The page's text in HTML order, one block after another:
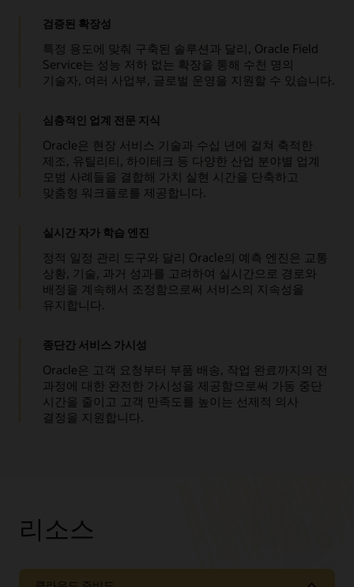
검증된 확장성
특정 용도에 맞춰 구축된 솔루션과 달리, Oracle Field
Service는 성능 저하 없는 확장을 통해 수천 명의
기술자, 여러 사업부, 글로벌 운영을 지원할 수 있습니다.
심층적인 업계 전문 지식
Oracle은 현장 서비스 기술과 수십 년에 걸쳐 축적한
제조, 유틸리티, 하이테크 등 다양한 산업 분야별 업계
모범 사례들을 결합해 가치 실현 시간을 단축하고
맞춤형 워크플로를 제공합니다.
실시간 자가 학습 엔진
정적 일정 관리 도구와 달리 Oracle의 예측 엔진은 교통
상황, 기술, 과거 성과를 고려하여 실시간으로 경로와
배정을 계속해서 조정함으로써 서비스의 지속성을
유지합니다.
종단간 서비스 가시성
Oracle은 고객 요청부터 부품 배송, 작업 완료까지의 전
과정에 대한 완전한 가시성을 제공함으로써 가동 중단
시간을 줄이고 고객 만족도를 높이는 선제적 의사
결정을 지원합니다.
리소스